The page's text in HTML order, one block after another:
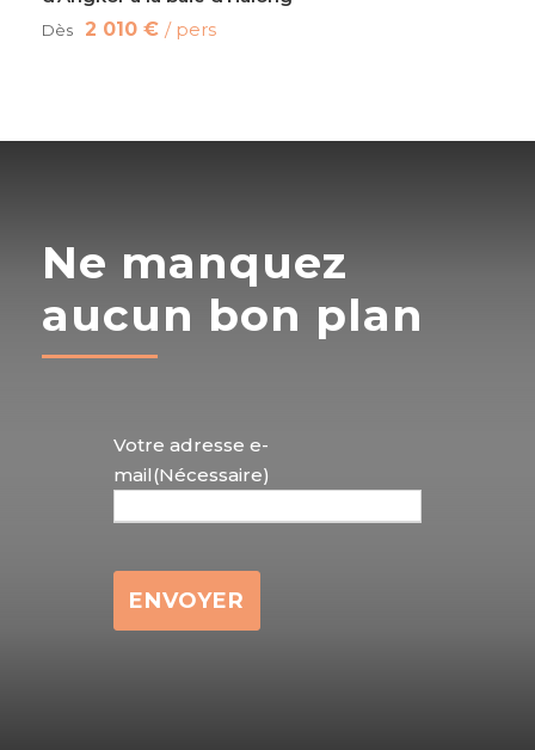
Dès 2 010 € / pers
Ne manquez
aucun bon plan
Votre adresse e-
mail(Nécessaire)